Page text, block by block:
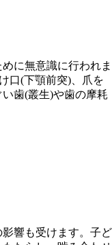
に無意識に行われま
口(下顎前突)、爪を
歯(叢生)や歯の摩耗
響も受けます。子ど